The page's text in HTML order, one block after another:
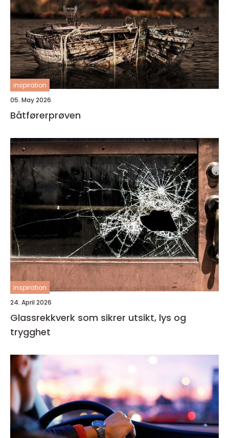
inspiration
05. May 2026
Båtførerprøven
inspiration
24. April 2026
Glassrekkverk som sikrer utsikt, lys og
trygghet